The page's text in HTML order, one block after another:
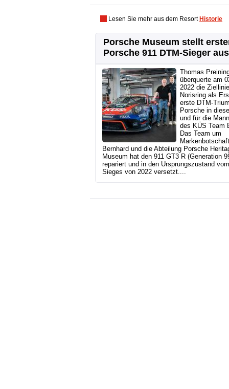
Lesen Sie mehr aus dem Resort Historie
Porsche Museum stellt
Porsche 911 DTM-Sieger aus
Thomas
überquerte am
2022 die
Norisring als
erste DTM-
Porsche in
und für die
des KÜS Team
Das Team um
Bernhard und die Abteilung Porsche
Museum hat den 911 GT3 R (Generation
repariert und in den Ursprungszustand
Sieges von 2022 versetzt....